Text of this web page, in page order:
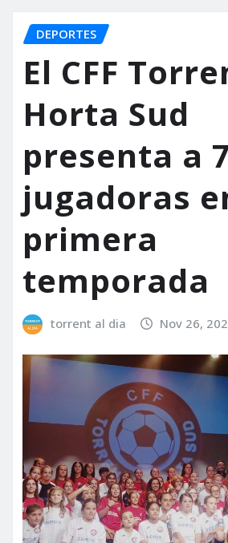
DEPORTES
El CFF
Horta Sud
presenta a
jugadoras
primera
temporada
torrent al dia Nov 26,